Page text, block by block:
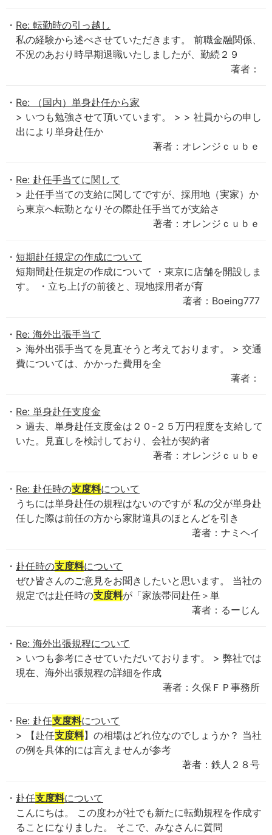
Re: 転勤時の引っ越し
私の経験から述べさせていただきます。 前職金融関係、
不況のあおり時早期退職いたしましたが、勤続２９
著者：
Re: （国内）単身赴任から家
> いつも勉強させて頂いています。 > > 社員からの申し
出により単身赴任か
著者：オレンジｃｕｂｅ
Re: 赴任手当てに関して
> 赴任手当ての支給に関してですが、採用地（実家）か
ら東京へ転勤となりその際赴任手当てが支給さ
著者：オレンジｃｕｂｅ
短期赴任規定の作成について
短期間赴任規定の作成について ・東京に店舗を開設しま
す。 ・立ち上げの前後と、現地採用者が育
著者：Boeing777
Re: 海外出張手当て
> 海外出張手当てを見直そうと考えております。 > 交通
費については、かかった費用を全
著者：
Re: 単身赴任支度金
> 過去、単身赴任支度金は２０-２５万円程度を支給して
いた。見直しを検討しており、会社が契約者
著者：オレンジｃｕｂｅ
Re: 赴任時の支度料について
うちには単身赴任の規程はないのですが 私の父が単身赴
任した際は前任の方から家財道具のほとんどを引き
著者：ナミヘイ
赴任時の支度料について
ぜひ皆さんのご意見をお聞きしたいと思います。 当社の
規定では赴任時の支度料が「家族帯同赴任＞単
著者：るーじん
Re: 海外出張規程について
> いつも参考にさせていただいております。 > 弊社では
現在、海外出張規程の詳細を作成
著者：久保ＦＰ事務所
Re: 赴任支度料について
> 【赴任支度料】の相場はどれ位なのでしょうか？ 当社
の例を具体的には言えませんが参考
著者：鉄人２８号
赴任支度料について
こんにちは。 この度わが社でも新たに転勤規程を作成す
ることになりました。 そこで、みなさんに質問